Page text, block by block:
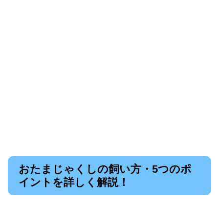
おたまじゃくしの飼い方・5つのポ
イントを詳しく解説！